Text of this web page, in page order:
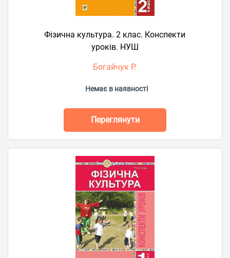
Фізична культура. 2 клас. Конспекти
уроків. НУШ
Богайчук Р.
Немає в наявності
Переглянути